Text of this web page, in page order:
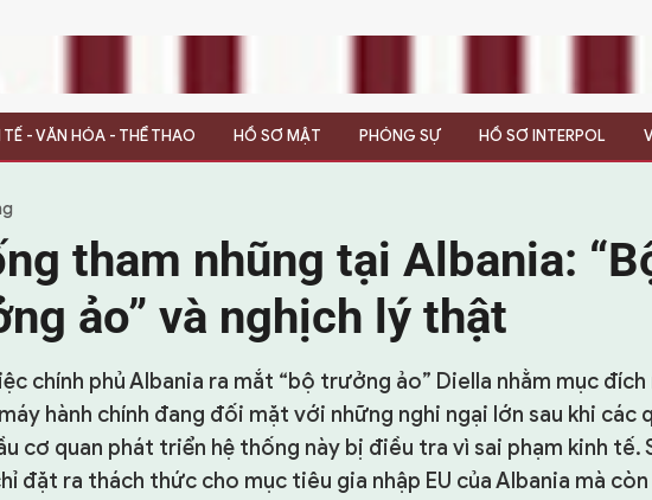
TẾ - VĂN HÓA - THỂ THAO HỒ SƠ MẬT PHÓNG SỰ HỒ SƠ INTERPOL
tham nhũng tại Albania:
ảo” và nghịch lý thật
chính phủ Albania ra mắt “bộ trưởng ảo” Diella nhằm mục đích
hành chính đang đối mặt với những nghi ngại lớn sau khi các
cơ quan phát triển hệ thống này bị điều tra vì sai phạm kinh tế.
đặt ra thách thức cho mục tiêu gia nhập EU của Albania mà